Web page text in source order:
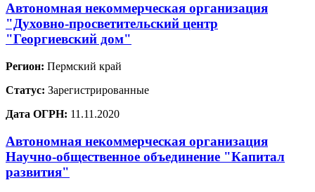
Автономная некоммерческая организация
"Духовно-просветительский центр
"Георгиевский дом"
Регион: Пермский край
Статус: Зарегистрированные
Дата ОГРН: 11.11.2020
Автономная некоммерческая организация
Научно-общественное объединение "Капитал
развития"